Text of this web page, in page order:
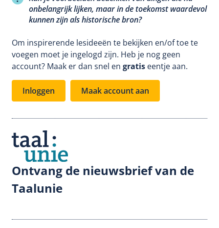
onbelangrijk lijken, maar in de toekomst waardevol
kunnen zijn als historische bron?
Om inspirerende lesideeën te bekijken en/of toe te
voegen moet je ingelogd zijn. Heb je nog geen
account? Maak er dan snel en gratis eentje aan.
Inloggen Maak account aan
Ontvang de nieuwsbrief van de
Taalunie